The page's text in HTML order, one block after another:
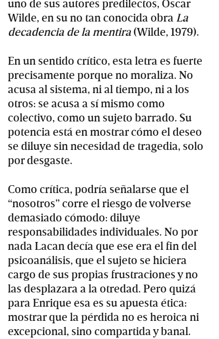
uno de sus autores predilectos, Oscar
Wilde, en su no tan conocida obra La
decadencia de la mentira (Wilde, 1979).
En un sentido crítico, esta letra es fuerte
precisamente porque no moraliza. No
acusa al sistema, ni al tiempo, ni a los
otros: se acusa a sí mismo como
colectivo, como un sujeto barrado. Su
potencia está en mostrar cómo el deseo
se diluye sin necesidad de tragedia, solo
por desgaste.
Como crítica, podría señalarse que el
“nosotros” corre el riesgo de volverse
demasiado cómodo: diluye
responsabilidades individuales. No por
nada Lacan decía que ese era el fin del
psicoanálisis, que el sujeto se hiciera
cargo de sus propias frustraciones y no
las desplazara a la otredad. Pero quizá
para Enrique esa es su apuesta ética:
mostrar que la pérdida no es heroica ni
excepcional, sino compartida y banal.